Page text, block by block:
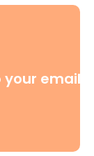
email